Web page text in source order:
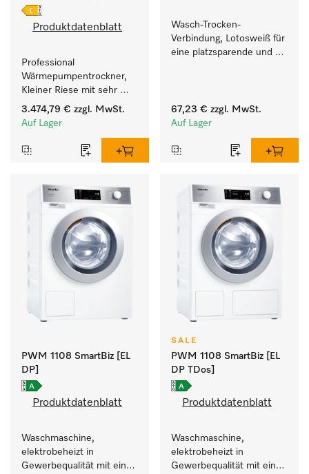
Produktdatenblatt
Professional
Wärmepumpentrockner,
Kleiner Riese mit sehr
geringem
Energieverbrauch und
Füllgewicht 8 kg.
3.474,79 € zzgl. MwSt.
Auf Lager
Wasch-Trocken-
Verbindung, Lotosweiß für
eine platzsparende und
67,23 € zzgl. MwSt.
Auf Lager
PWM 1108 SmartBiz [EL
DP]
Produktdatenblatt
Waschmaschine,
elektrobeheizt in
Gewerbequalität mit einer
SALE
PWM 1108 SmartBiz [EL
DP TDos]
Produktdatenblatt
Waschmaschine,
elektrobeheizt in
Gewerbequalität mit einer